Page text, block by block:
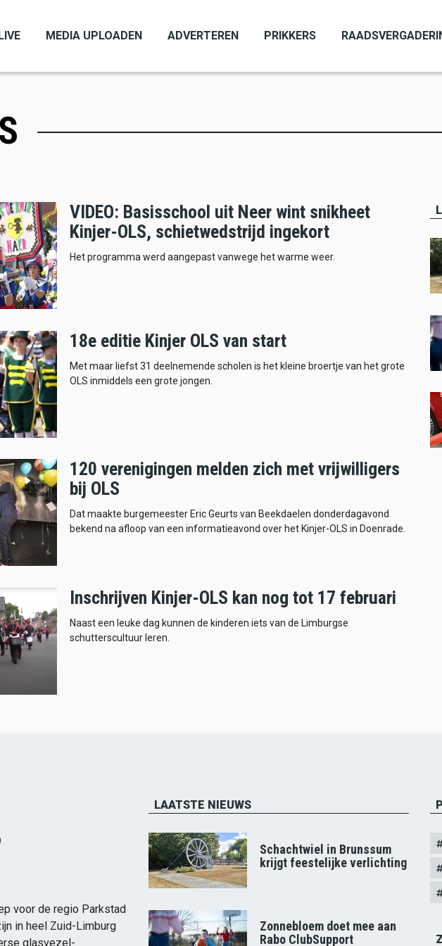
MEDIA UPLOADEN ADVERTEREN PRIKKERS
VIDEO: Basisschool uit Neer wint snikheet
Kinjer-OLS, schietwedstrijd ingekort
Het programma werd aangepast vanwege het warme weer.
18e editie Kinjer OLS van start
Met maar liefst 31 deelnemende scholen is het kleine broertje van het grote
OLS inmiddels een grote jongen.
120 verenigingen melden zich met vrijwilligers
bij OLS
Dat maakte burgemeester Eric Geurts van Beekdaelen donderdagavond
bekend na afloop van een informatieavond over het Kinjer-OLS in Doenrade.
Inschrijven Kinjer-OLS kan nog tot 17 februari
Naast een leuke dag kunnen de kinderen iets van de Limburgse
schutterscultuur leren.
voor de regio Parkstad
in heel Zuid-Limburg
glasvezel-
LAATSTE NIEUWS
Schachtwiel in Brunssum
krijgt feestelijke verlichting
Zonnebloem doet mee aan
Rabo ClubSupport